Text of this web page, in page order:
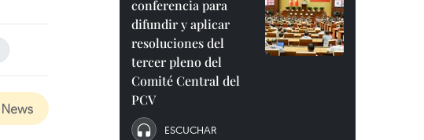
conferencia para
difundir y aplicar
resoluciones del
tercer pleno del
Comité Central del
PCV
ESCUCHAR